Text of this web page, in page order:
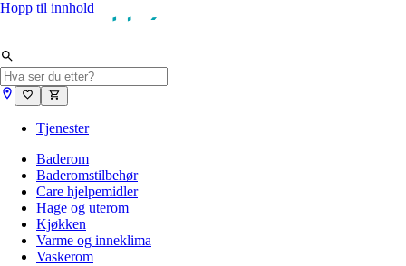
Hopp til innhold
Tjenester
Baderom
Baderomstilbehør
Care hjelpemidler
Hage og uterom
Kjøkken
Varme og inneklima
Vaskerom